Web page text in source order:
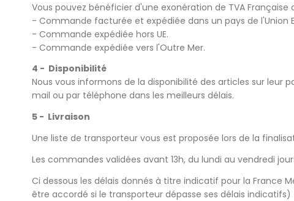
Vous pouvez bénéficier d'une exonération de TVA Française
- Commande facturée et expédiée dans un pays de l'Union
- Commande expédiée hors UE.
- Commande expédiée vers l'Outre Mer.
4 - Disponibilité
Nous vous informons de la disponibilité des articles sur leur
mail ou par téléphone dans les meilleurs délais.
5 - Livraison
Une liste de transporteur vous est proposée lors de la
Les commandes validées avant 13h, du lundi au vendredi
Ci dessous les délais donnés à titre indicatif pour la France
être accordé si le transporteur dépasse ses délais indicatifs)